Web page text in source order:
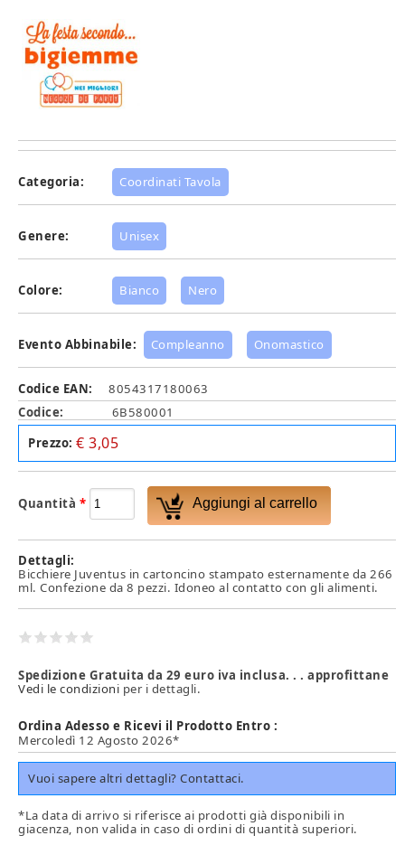
Categoria: Coordinati Tavola
Genere: Unisex
Colore: Bianco Nero
Evento Abbinabile: Compleanno Onomastico
Codice EAN:
8054317180063
Codice:
6B580001
Prezzo: € 3,05
Quantità *
Dettagli:
Bicchiere Juventus in cartoncino stampato esternamente da 266
ml. Confezione da 8 pezzi. Idoneo al contatto con gli alimenti.
Spedizione Gratuita da 29 euro iva inclusa. . . approfittane
Vedi le condizioni per i dettagli.
Ordina Adesso e Ricevi il Prodotto Entro :
Mercoledì 12 Agosto 2026*
Vuoi sapere altri dettagli? Contattaci.
*La data di arrivo si riferisce ai prodotti già disponibili in
giacenza, non valida in caso di ordini di quantità superiori.